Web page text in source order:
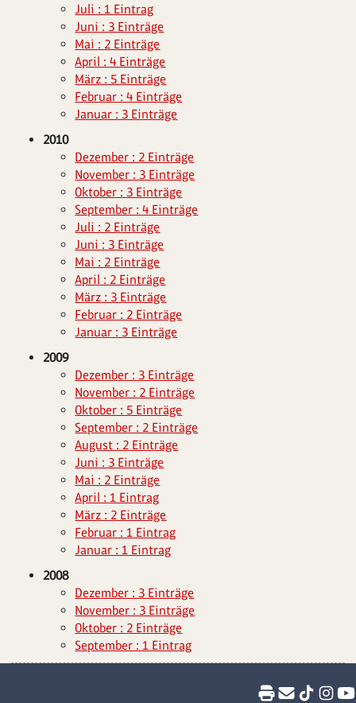
Juli : 1 Eintrag
Juni : 3 Einträge
Mai : 2 Einträge
April : 4 Einträge
März : 5 Einträge
Februar : 4 Einträge
Januar : 3 Einträge
2010
Dezember : 2 Einträge
November : 3 Einträge
Oktober : 3 Einträge
September : 4 Einträge
Juli : 2 Einträge
Juni : 3 Einträge
Mai : 2 Einträge
April : 2 Einträge
März : 3 Einträge
Februar : 2 Einträge
Januar : 3 Einträge
2009
Dezember : 3 Einträge
November : 2 Einträge
Oktober : 5 Einträge
September : 2 Einträge
August : 2 Einträge
Juni : 3 Einträge
Mai : 2 Einträge
April : 1 Eintrag
März : 2 Einträge
Februar : 1 Eintrag
Januar : 1 Eintrag
2008
Dezember : 3 Einträge
November : 3 Einträge
Oktober : 2 Einträge
September : 1 Eintrag